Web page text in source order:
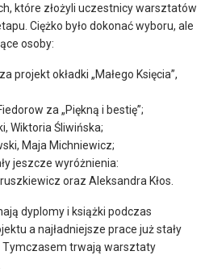
które złożyli uczestnicy warsztatów
Ciężko było dokonać wyboru, ale
osoby:
projekt okładki „Małego Księcia”,
za „Piękną i bestię”;
Wiktoria Śliwińska;
Maja Michniewicz;
jeszcze wyróżnienia:
oraz Aleksandra Kłos.
dyplomy i książki podczas
a najładniejsze prace już stały
Tymczasem trwają warsztaty